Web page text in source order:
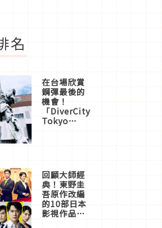
名
在台場欣賞
鋼彈最後的
機會！
「DiverCity
Tokyo
體驗
回顧大師經
典！東野圭
吾原作改編
的10部日本
影視作品推